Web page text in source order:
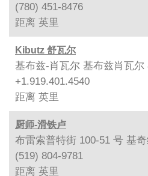
(780) 451-8476
距离 英里
Kibutz 舒瓦尔
基布兹-肖瓦尔 基布兹肖瓦尔
+1.919.401.4540
距离 英里
厨师-滑铁卢
布雷索普特街 100-51 号 基
(519) 804-9781
距离 英里